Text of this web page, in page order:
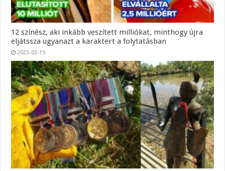
12 színész, aki inkább veszített milliókat, minthogy újra
eljátssza ugyanazt a karaktert a folytatásban
2023-03-15